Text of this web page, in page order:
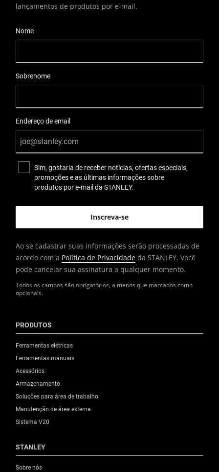
Todos os campos são obrigatórios, a menos que marcados como
opcionais.
lançamentos de produtos por e-mail.
Nome
Sobrenome
Endereço de email
Sim, gostaria de receber notícias, ofertas especiais,
promoções e as últimas informações sobre
produtos por e-mail da STANLEY.
Ao se cadastrar suas informações serão processadas de
acordo com a Política de Privacidade da STANLEY. Você
pode cancelar sua assinatura a qualquer momento.
PRODUTOS
Ferramentas elétricas
Ferramentas manuais
Acessórios
Armazenamento
Soluções para área de trabalho
Manutenção de área externa
Sistema V20
STANLEY
Sobre nós